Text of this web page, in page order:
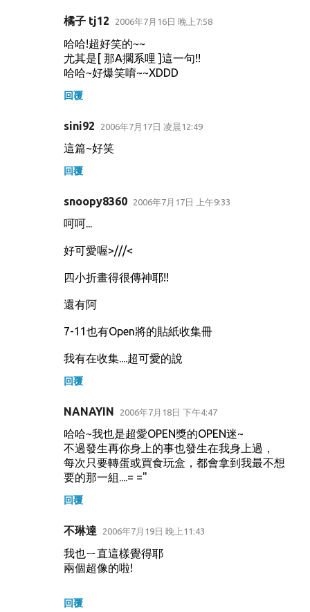
橘子 tj12 2006年7月16日 晚上7:58
哈哈!超好笑的~~
尤其是[ 那A擱系哩 ]這一句!!
哈哈~好爆笑唷~~XDDD
回覆
sini92 2006年7月17日 凌晨12:49
這篇~好笑
回覆
snoopy8360 2006年7月17日 上午9:33
呵呵...
好可愛喔>///<
四小折畫得很傳神耶!!
還有阿
7-11也有Open將的貼紙收集冊
我有在收集....超可愛的說
回覆
NANAYIN 2006年7月18日 下午4:47
哈哈~我也是超愛OPEN獎的OPEN迷~
不過發生再你身上的事也發生在我身上過，
每次只要轉蛋或買食玩盒，都會拿到我最不想
要的那一組....= ="
回覆
不琳達 2006年7月19日 晚上11:43
我也ㄧ直這樣覺得耶
兩個超像的啦!
回覆